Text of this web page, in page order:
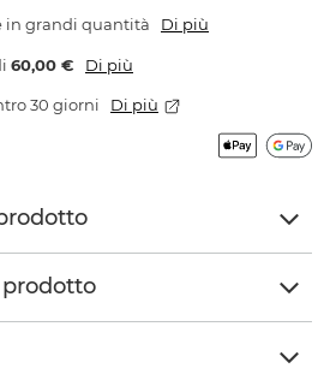
in grandi quantità Di più
60,00 € Di più
30 giorni Di più